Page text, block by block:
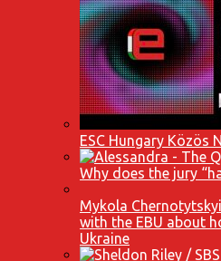
ESC Hungary Közös
Why does the jury
Mykola
with the EBU about
Ukraine